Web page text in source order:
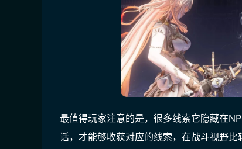
最值得玩家注意的是，很多线索它隐藏在
话，才能够收获对应的线索，在战斗视野